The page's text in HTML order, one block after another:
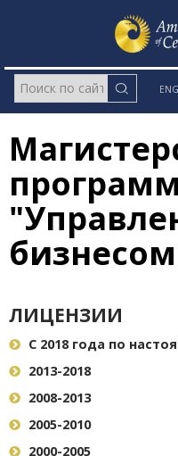
ENG
ЛИЦЕНЗИИ
С 2018 года по
2013-2018
2008-2013
2005-2010
2000-2005